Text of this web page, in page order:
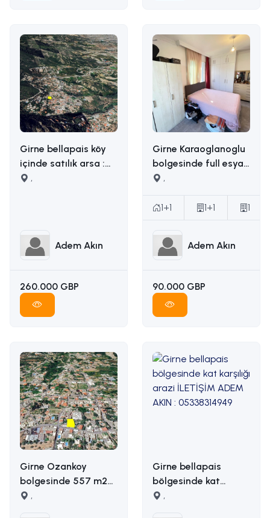
Girne bellapais köy
içinde satılık arsa :
İLETİŞİM: ADEM AKIN
,
Adem Akın
260.000 GBP
Girne Karaoglanoglu
bolgesinde full esyali
satilik 1+1 daire
05338314949
,
1+1 1+1 1
Adem Akın
90.000 GBP
Girne Ozankoy
bolgesinde 557 m2
satilik arsa İLETİŞİM
,
Girne bellapais
bölgesinde kat
karşılığı arazi
,